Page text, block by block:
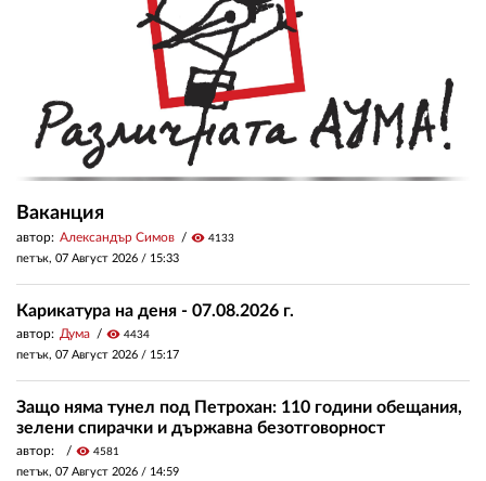
Ваканция
автор: Александър Симов visibility 4133
петък, 07 Август 2026 / 15:33
Карикатура на деня - 07.08.2026 г.
автор: Дума visibility 4434
петък, 07 Август 2026 / 15:17
Защо няма тунел под Петрохан: 110 години обещания,
зелени спирачки и държавна безотговорност
автор: visibility 4581
петък, 07 Август 2026 / 14:59